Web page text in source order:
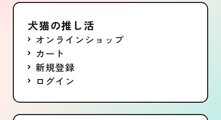
犬猫の推し活
オンラインショップ
カート
新規登録
ログイン